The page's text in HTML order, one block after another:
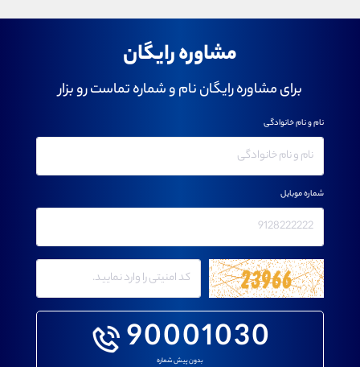
مشاوره رایگان
برای مشاوره رایگان نام و شماره تماست رو بزار
90001030
بدون پیش شماره
نام و نام خانوادگی
شماره موبایل